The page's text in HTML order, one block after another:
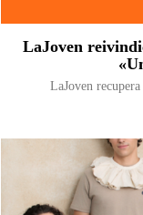
LaJoven
LaJoven